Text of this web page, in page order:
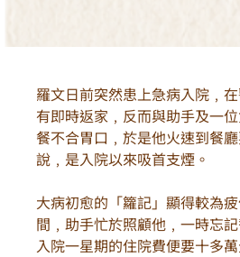
羅文日前突然患上急病入院﹐
有即時返家﹐反而與助手及一
餐不合胃口﹐於是他火速到餐
說﹐是入院以來吸首支煙。
大病初愈的「籮記」顯得較為
間﹐助手忙於照顧他﹐一時忘
入院一星期的住院費便要十多